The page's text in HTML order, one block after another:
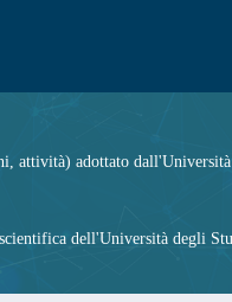
attività) adottato
dell'Università degli